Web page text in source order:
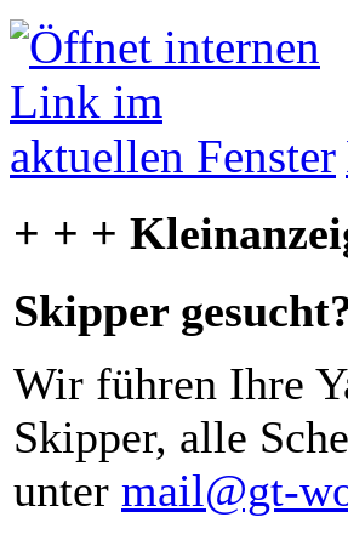
+ + +
Skipper
Wir führen Ihre
Skipper, alle
unter mail@gt-